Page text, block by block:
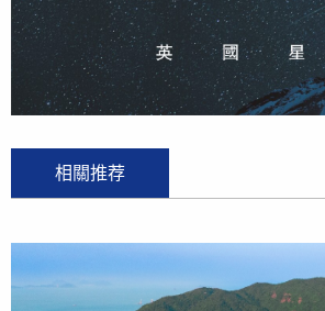
相關推荐